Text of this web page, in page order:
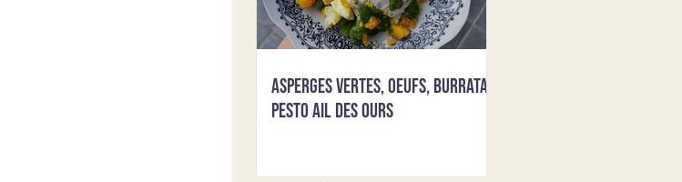
Asperges vertes, oeufs, burrata &
pesto ail des ours